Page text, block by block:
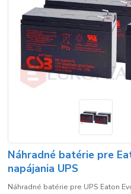
Náhradné batérie pre
napájania UPS
Náhradné batérie pre UPS Eaton